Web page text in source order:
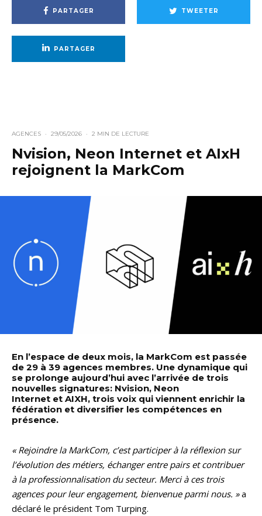
PARTAGER TWEETER
PARTAGER
AGENCES · 29/05/2026 · 2 MIN DE LECTURE
Nvision, Neon Internet et AIxH
rejoignent la MarkCom
En l’espace de deux mois, la MarkCom est passée
de 29 à 39 agences membres. Une dynamique qui
se prolonge aujourd’hui avec l’arrivée de trois
nouvelles signatures: Nvision, Neon
Internet et AIXH, trois voix qui viennent enrichir la
fédération et diversifier les compétences en
présence.
« Rejoindre la MarkCom, c’est participer à la réflexion sur
l’évolution des métiers, échanger entre pairs et contribuer
à la professionnalisation du secteur. Merci à ces trois
agences pour leur engagement, bienvenue parmi nous. »a
déclaré le président Tom Turping.